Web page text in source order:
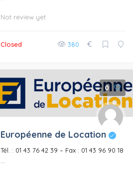
Not review yet
Closed 380 €
0
Européenne de Location
Tél. : 01 43 76 42 39 – Fax : 01 43 96 90 18